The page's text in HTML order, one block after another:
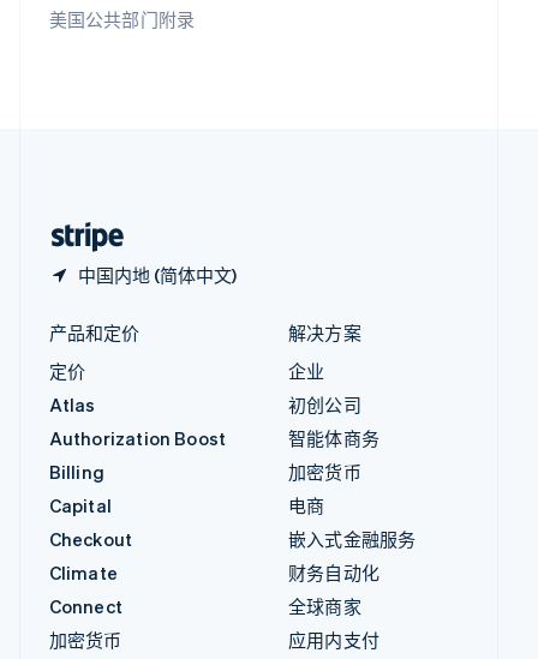
美国公共部门附录
中国内地 (简体中文)
English
产品和定价
定价
Atlas
Authorization Boost
Billing
Capital
Checkout
Climate
Connect
加密货币
解决方案
企业
初创公司
智能体商务
加密货币
电商
嵌入式金融服务
财务自动化
全球商家
应用内支付